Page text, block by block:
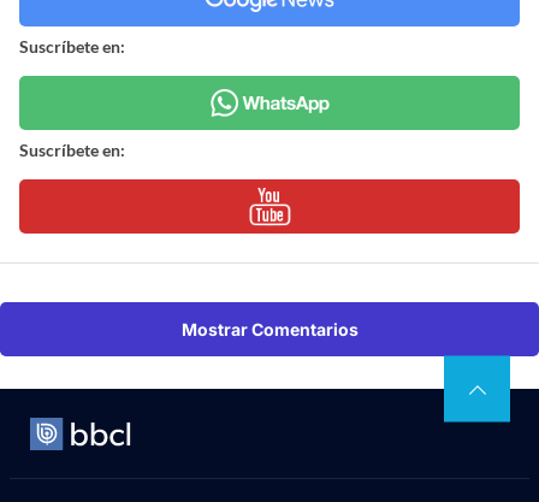
Suscríbete en:
Suscríbete en:
Mostrar Comentarios